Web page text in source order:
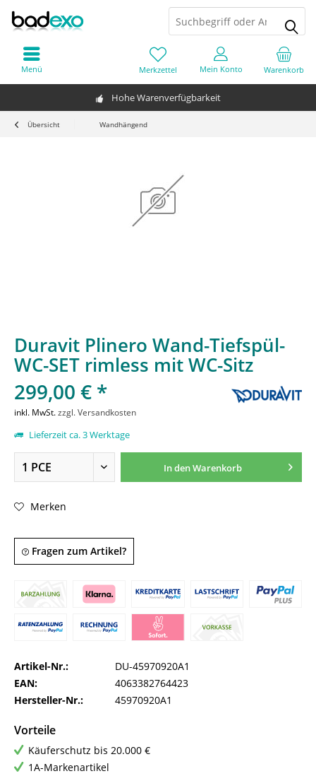
Hohe Warenverfügbarkeit
Warenkorb
Merkzettel Mein Konto
Menü
Übersicht Wandhängend
Duravit Plinero Wand-Tiefspül-
WC-SET rimless mit WC-Sitz
299,00 € *
inkl. MwSt.zzgl. Versandkosten
Lieferzeit ca. 3 Werktage
In denWarenkorb
Merken
Fragen zum Artikel?
Artikel-Nr.:
DU-45970920A1
EAN:
4063382764423
Hersteller-Nr.:
45970920A1
Vorteile
Käuferschutz bis 20.000 €
1A-Markenartikel